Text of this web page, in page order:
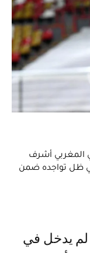
المغربي أشرف
في ظل تواجده ضمن